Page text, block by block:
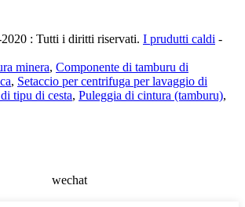
: Tutti i diritti riservati. I prudutti caldi -
minera, Componente di tamburu di
, Setaccio per centrifuga per lavaggio di
tipu di cesta, Puleggia di cintura (tamburu),
wechat